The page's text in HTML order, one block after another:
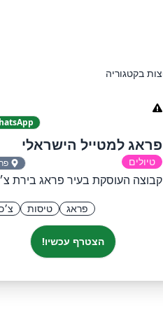
פראג למטייל הישראלי
טיולים
קבוצה העוסקת בעיר פראג בירת
פראג טיסות
הצטרף עכשיו!